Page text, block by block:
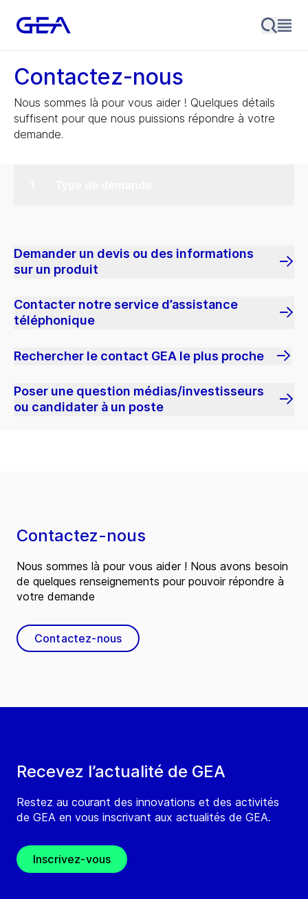
Contactez-nous
Nous sommes là pour vous aider ! Quelques détails
suffisent pour que nous puissions répondre à votre
demande.
Demander un devis ou des informations
sur un produit
Contacter notre service d’assistance
téléphonique
Rechercher le contact GEA le plus proche
Poser une question médias/investisseurs
ou candidater à un poste
Recevez l’actualité de GEA
Restez au courant des innovations et des activités
de GEA en vous inscrivant aux actualités de GEA.
Inscrivez-vous
Contactez-nous
Nous sommes là pour vous aider ! Nous avons besoin
de quelques renseignements pour pouvoir répondre à
votre demande
Contactez-nous